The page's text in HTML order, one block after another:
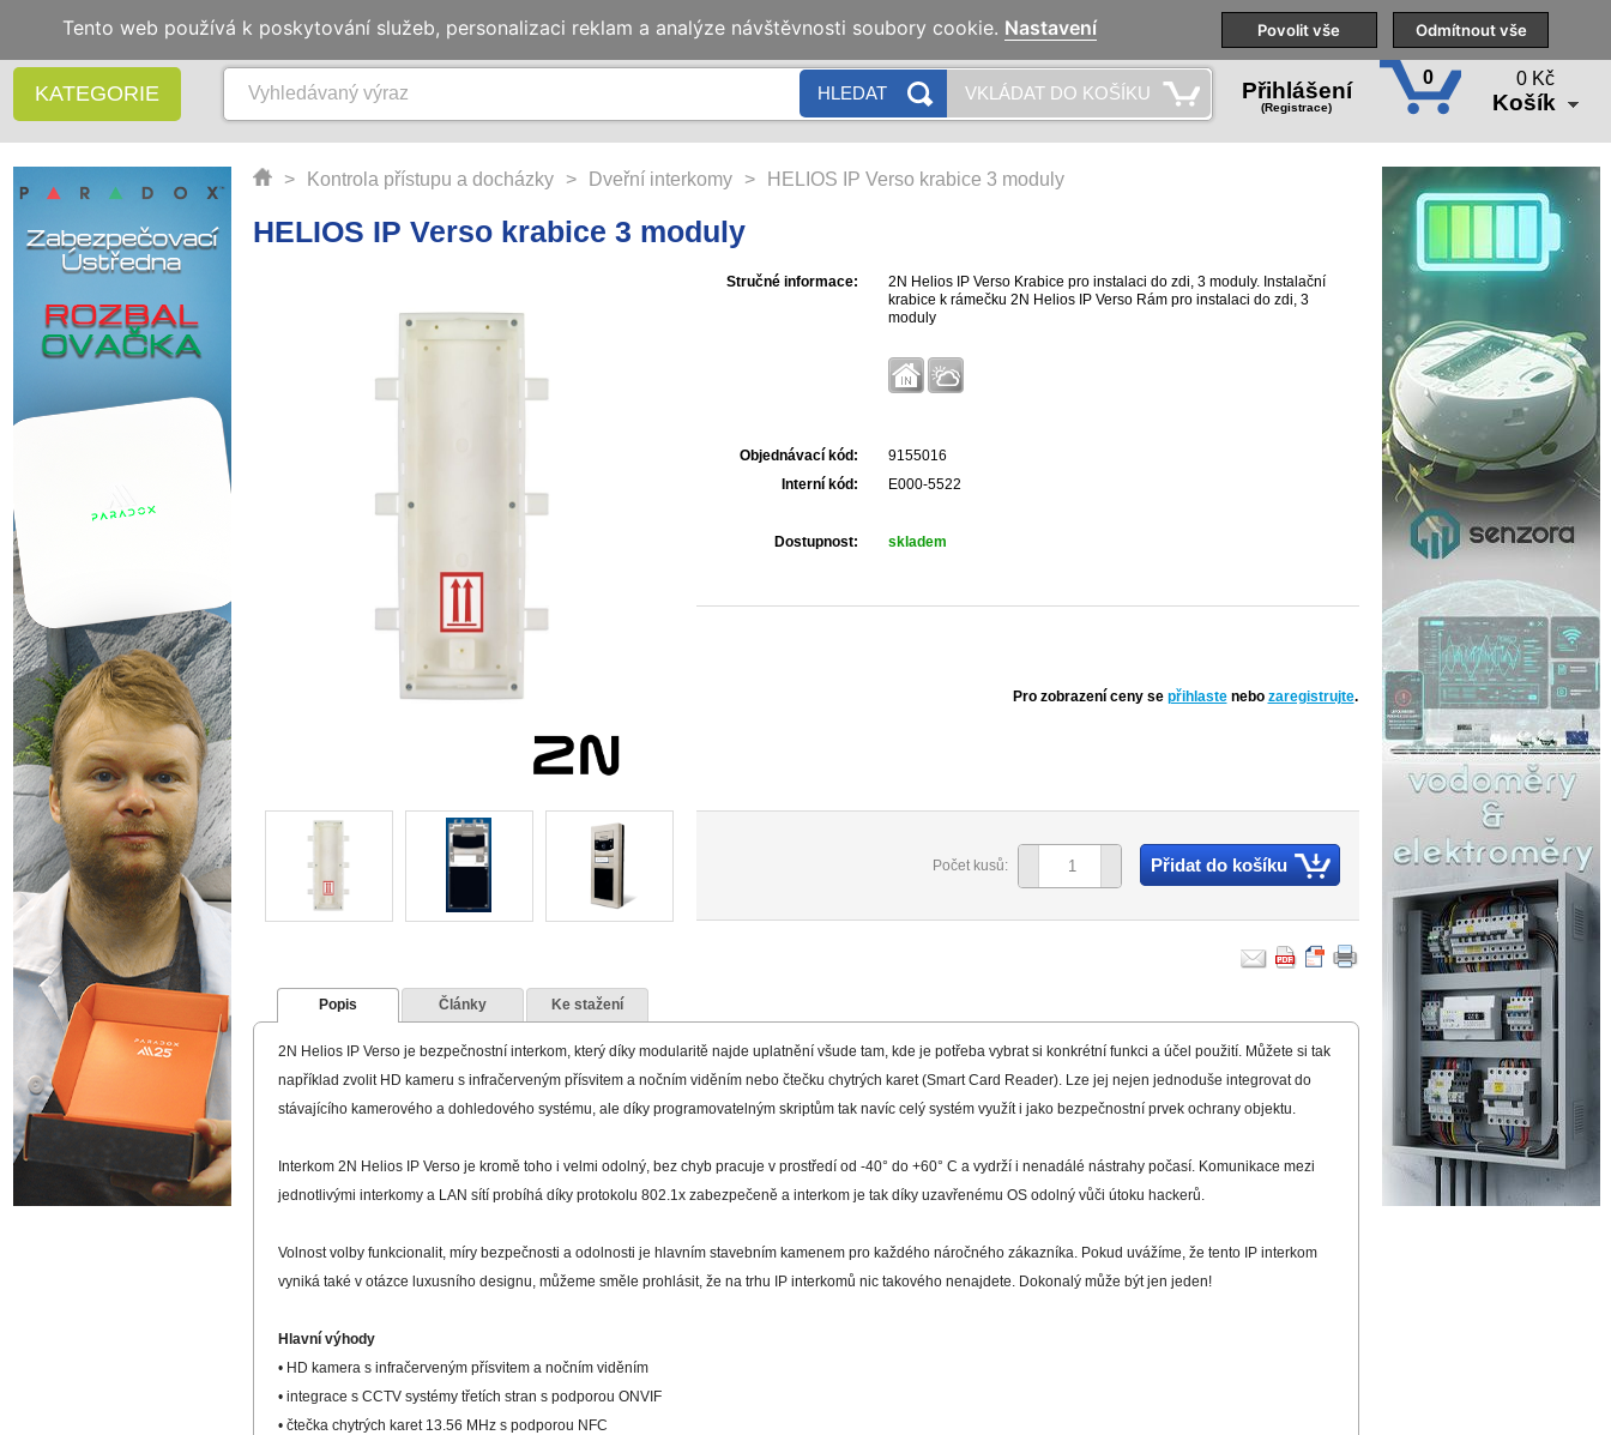
Naše pobočky Technická podpora Školení
KATEGORIE HLEDAT VKLÁDAT DO KOŠÍKU Přihlášení
(Registrace)
0 0 Kč
Košík
> Kontrola přístupu a docházky > Dveřní interkomy > HELIOS IP Verso krabice 3 moduly
HELIOS IP Verso krabice 3 moduly
Stručné informace:
2N Helios IP Verso Krabice pro instalaci do zdi, 3 moduly. Instalační
krabice k rámečku 2N Helios IP Verso Rám pro instalaci do zdi, 3
moduly
Objednávací kód:
9155016
Interní kód:
E000-5522
Dostupnost: skladem
Pro zobrazení ceny se přihlaste nebo zaregistrujte.
Počet kusů: Přidat do košíku
Popis Články Ke stažení
2N Helios IP Verso je bezpečnostní interkom, který díky modularitě najde uplatnění všude tam, kde je potřeba vybrat si konkrétní funkci a účel použití. Můžete si tak
například zvolit HD kameru s infračerveným přísvitem a nočním viděním nebo čtečku chytrých karet (Smart Card Reader). Lze jej nejen jednoduše integrovat do
stávajícího kamerového a dohledového systému, ale díky programovatelným skriptům tak navíc celý systém využít i jako bezpečnostní prvek ochrany objektu.
Interkom 2N Helios IP Verso je kromě toho i velmi odolný, bez chyb pracuje v prostředí od -40° do +60° C a vydrží i nenadálé nástrahy počasí. Komunikace mezi
jednotlivými interkomy a LAN sítí probíhá díky protokolu 802.1x zabezpečeně a interkom je tak díky uzavřenému OS odolný vůči útoku hackerů.
Volnost volby funkcionalit, míry bezpečnosti a odolnosti je hlavním stavebním kamenem pro každého náročného zákazníka. Pokud uvážíme, že tento IP interkom
vyniká také v otázce luxusního designu, můžeme směle prohlásit, že na trhu IP interkomů nic takového nenajdete. Dokonalý může být jen jeden!
Hlavní výhody
• HD kamera s infračerveným přísvitem a nočním viděním
• integrace s CCTV systémy třetích stran s podporou ONVIF
• čtečka chytrých karet 13.56 MHz s podporou NFC
Tento web používá k poskytování služeb, personalizaci reklam a analýze návštěvnosti soubory cookie. Nastavení Povolit vše Odmítnout vše